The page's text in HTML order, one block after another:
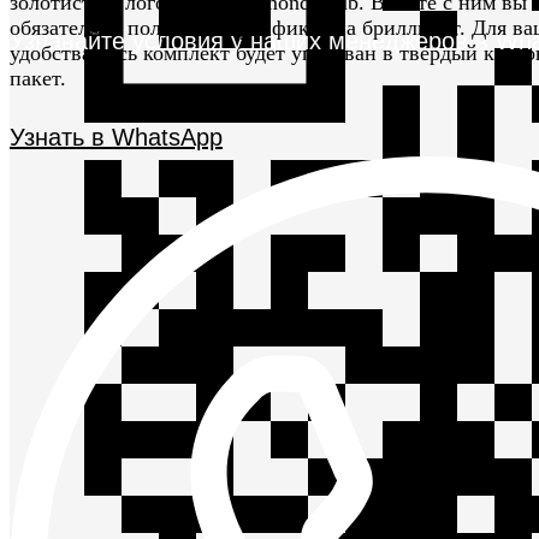
Узнавайте условия у наших менеджеров в
Узнать в WhatsApp
обязательно получите сертификат на бриллиант. Для
удобства весь комплект будет упакован в твердый
пакет.